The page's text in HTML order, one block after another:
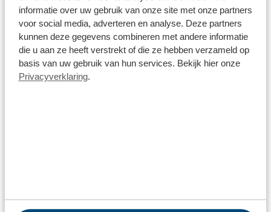
informatie over uw gebruik van onze site met onze partners
voor social media, adverteren en analyse. Deze partners
kunnen deze gegevens combineren met andere informatie
die u aan ze heeft verstrekt of die ze hebben verzameld op
basis van uw gebruik van hun services. Bekijk hier onze
Privacyverklaring.